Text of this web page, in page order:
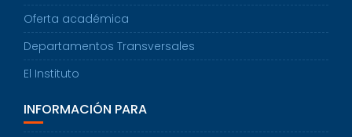
Oferta académica
Departamentos Transversales
El Instituto
INFORMACIÓN PARA